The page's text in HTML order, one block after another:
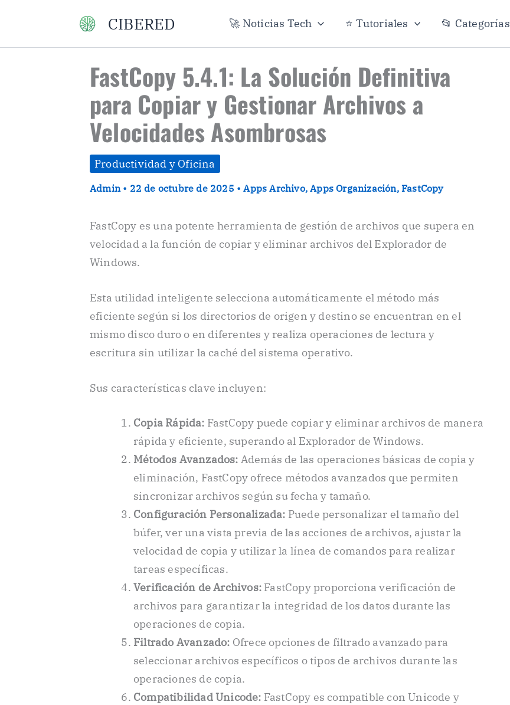
contenido
CIBERED 🚀 Noticias Tech ⭐ Tutoriales 📂 Categorías
FastCopy 5.4.1: La Solución Definitiva
para Copiar y Gestionar Archivos a
Velocidades Asombrosas
Productividad y Oficina
Admin • 22 de octubre de 2025 •Apps Archivo,Apps Organización,FastCopy
FastCopy es una potente herramienta de gestión de archivos que supera en
velocidad a la función de copiar y eliminar archivos del Explorador de
Windows.
Esta utilidad inteligente selecciona automáticamente el método más
eficiente según si los directorios de origen y destino se encuentran en el
mismo disco duro o en diferentes y realiza operaciones de lectura y
escritura sin utilizar la caché del sistema operativo.
Sus características clave incluyen:
Copia Rápida: FastCopy puede copiar y eliminar archivos de manera
rápida y eficiente, superando al Explorador de Windows.
Métodos Avanzados: Además de las operaciones básicas de copia y
eliminación, FastCopy ofrece métodos avanzados que permiten
sincronizar archivos según su fecha y tamaño.
Configuración Personalizada: Puede personalizar el tamaño del
búfer, ver una vista previa de las acciones de archivos, ajustar la
velocidad de copia y utilizar la línea de comandos para realizar
tareas específicas.
Verificación de Archivos: FastCopy proporciona verificación de
archivos para garantizar la integridad de los datos durante las
operaciones de copia.
Filtrado Avanzado: Ofrece opciones de filtrado avanzado para
seleccionar archivos específicos o tipos de archivos durante las
operaciones de copia.
Compatibilidad Unicode: FastCopy es compatible con Unicode y